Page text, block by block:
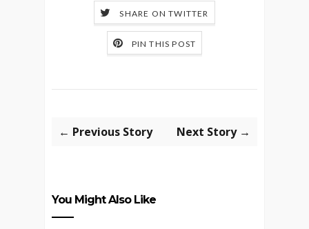
SHARE ON TWITTER
PIN THIS POST
← Previous Story Next Story →
You Might Also Like